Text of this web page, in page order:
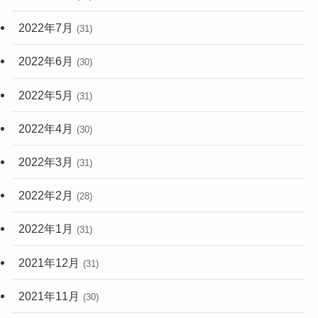
2022年7月 (31)
2022年6月 (30)
2022年5月 (31)
2022年4月 (30)
2022年3月 (31)
2022年2月 (28)
2022年1月 (31)
2021年12月 (31)
2021年11月 (30)